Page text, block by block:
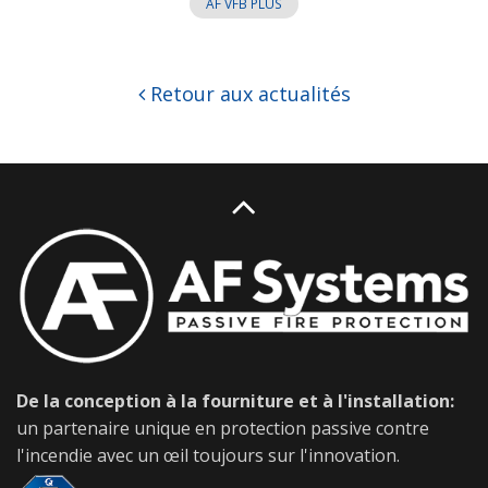
Retour aux actualités
De la conception à la fourniture et à l'installation:
un partenaire unique en protection passive contre
l'incendie avec un œil toujours sur l'innovation.